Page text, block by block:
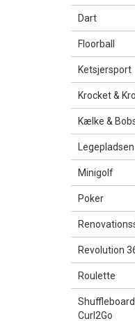
Dart
Floorball
Ketsjersport
Krocket &
Kælke &
Legepladsen
Minigolf
Poker
Revolution
Roulette
Curl2Go